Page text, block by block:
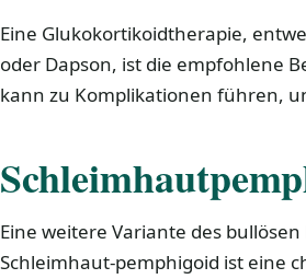
Eine Glukokortikoidtherapie,
oder Dapson, ist die empfohlene
kann zu Komplikationen führen,
Eine weitere Variante des
Schleimhaut-pemphigoid ist eine